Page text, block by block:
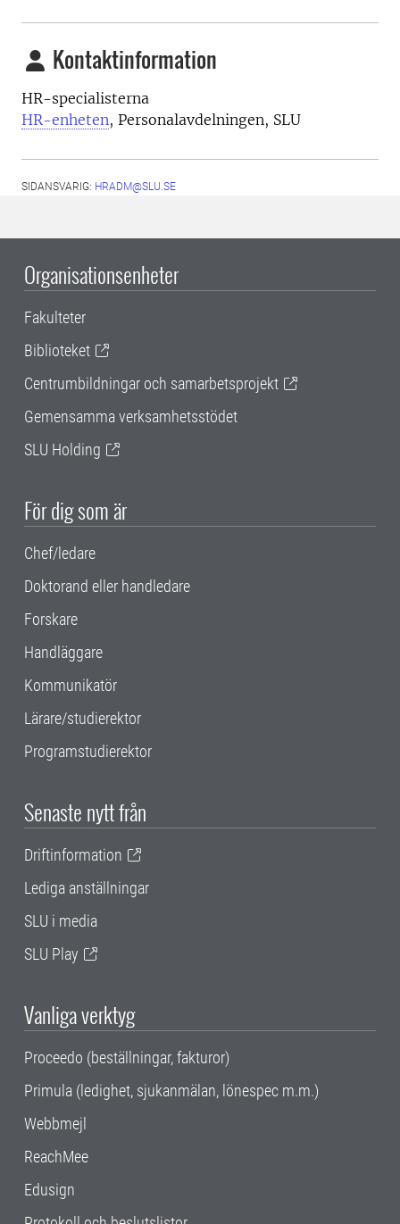
Kontaktinformation
HR-specialisterna
HR-enheten, Personalavdelningen, SLU
SIDANSVARIG: HRADM@SLU.SE
Organisationsenheter
Fakulteter
Biblioteket
Centrumbildningar och samarbetsprojekt
Gemensamma verksamhetsstödet
SLU Holding
För dig som är
Chef/ledare
Doktorand eller handledare
Forskare
Handläggare
Kommunikatör
Lärare/studierektor
Programstudierektor
Senaste nytt från
Driftinformation
Lediga anställningar
SLU i media
SLU Play
Vanliga verktyg
Proceedo (beställningar, fakturor)
Primula (ledighet, sjukanmälan, lönespec m.m.)
Webbmejl
ReachMee
Edusign